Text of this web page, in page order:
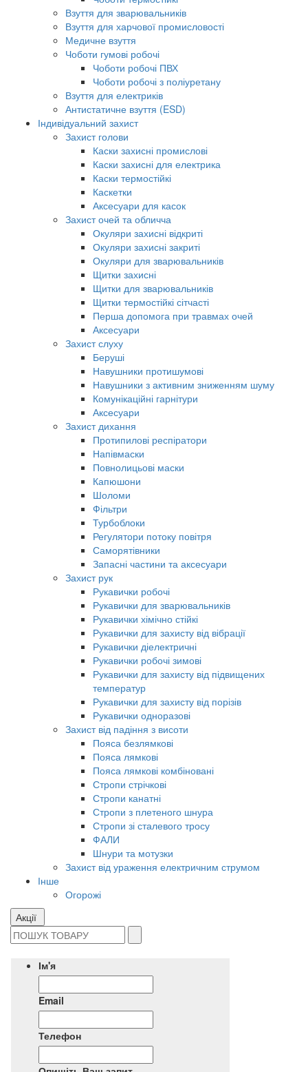
Взуття для зварювальників
Взуття для харчової промисловості
Медичне взуття
Чоботи гумові робочі
Чоботи робочі ПВХ
Чоботи робочі з поліуретану
Взуття для електриків
Антистатичне взуття (ESD)
Індивідуальний захист
Захист голови
Каски захисні промислові
Каски захисні для електрика
Каски термостійкі
Каскетки
Аксесуари для касок
Захист очей та обличча
Окуляри захисні відкриті
Окуляри захисні закриті
Окуляри для зварювальників
Щитки захисні
Щитки для зварювальників
Щитки термостійкі сітчасті
Перша допомога при травмах очей
Аксесуари
Захист слуху
Беруші
Навушники протишумові
Навушники з активним зниженням шуму
Комунікаційні гарнітури
Аксесуари
Захист дихання
Протипилові респіратори
Напівмаски
Повнолицьові маски
Капюшони
Шоломи
Фільтри
Турбоблоки
Регулятори потоку повітря
Саморятівники
Запасні частини та аксесуари
Захист рук
Рукавички робочі
Рукавички для зварювальників
Рукавички хімічно стійкі
Рукавички для захисту від вібрації
Рукавички діелектричні
Рукавички робочі зимові
Рукавички для захисту від підвищених
температур
Рукавички для захисту від порізів
Рукавички одноразові
Захист від падіння з висоти
Пояса безлямкові
Пояса лямкові
Пояса лямкові комбіновані
Стропи стрічкові
Стропи канатні
Стропи з плетеного шнура
Стропи зі сталевого тросу
ФАЛИ
Шнури та мотузки
Захист від ураження електричним струмом
Інше
Огорожі
Акції
Ім'я
Email
Телефон